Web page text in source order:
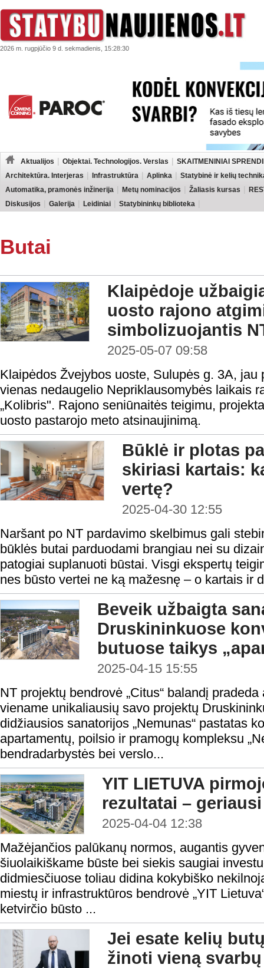
2026 m. rugpjūčio 9 d. sekmadienis, 15:28:30
Aktualijos Objektai. Technologijos. Verslas
SKAITMENINIAI
Architektūra. Interjeras
Infrastruktūra Aplinka
Statybinė ir kelių
Automatika, pramonės inžinerija
Metų nominacijos Žaliasis kursas
Diskusijos
Galerija Leidiniai Statybininkų biblioteka
Butai
Klaipėdoje
uosto rajono
simbolizuojantis
2025-05-07 09:58
Klaipėdos Žvejybos uoste, Sulupės g. 3A, jau
vienas nedaugelio Nepriklausomybės laikais
„Kolibris". Rajono seniūnaitės teigimu,
uosto pastarojo meto atsinaujinimą.
Būklė ir plotas
skiriasi kartais:
vertę?
2025-04-30 12:55
Naršant po NT pardavimo skelbimus gali
būklės butai parduodami brangiau nei su
patogiai suplanuoti būstai. Visgi ekspertų
nes būsto vertei ne ką mažesnę – o kartais ir
Beveik užbaigta
Druskininkuose
butuose taikys
2025-04-15 15:55
NT projektų bendrovė „Citus“ balandį
viename unikaliausių savo projektų
didžiausios sanatorijos „Nemunas“ pastatas
apartamentų, poilsio ir pramogų kompleksu
bendradarbystės bei verslo...
YIT LIETUVA
rezultatai –
2025-04-04 12:38
Mažėjančios palūkanų normos, augantis
šiuolaikiškame būste bei siekis saugiai
didmiesčiuose toliau didina kokybiško
miestų ir infrastruktūros bendrovė „YIT
ketvirčio būsto ...
Jei esate kelių
žinoti vieną